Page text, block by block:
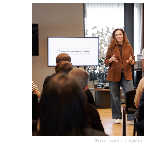
Фото: пресс-служба